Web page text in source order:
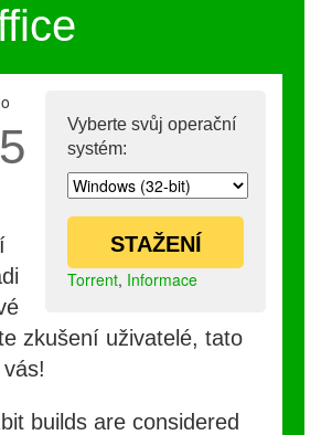
Vyberte svůj operační
systém:
STAŽENÍ
Torrent, Informace
zkušení uživatelé, tato
builds are considered